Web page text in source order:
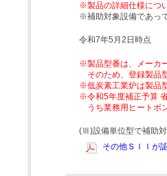
※製品の詳細仕様につ
※補助対象設備であっ
令和7年5月2日時点
※製品型番は、メーカ
そのため、登録製品
※低炭素工業炉は製品
※令和5年度補正予算
うち業務用ヒートポ
(Ⅲ)設備単位型で補助
その他ＳＩＩが